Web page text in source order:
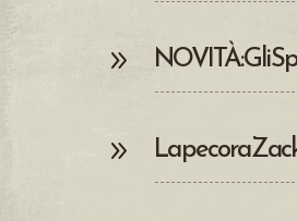
NOVITÀ: Gli
La pecora